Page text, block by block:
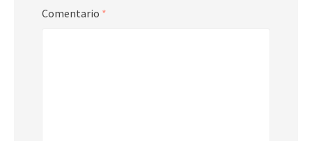
Comentario *